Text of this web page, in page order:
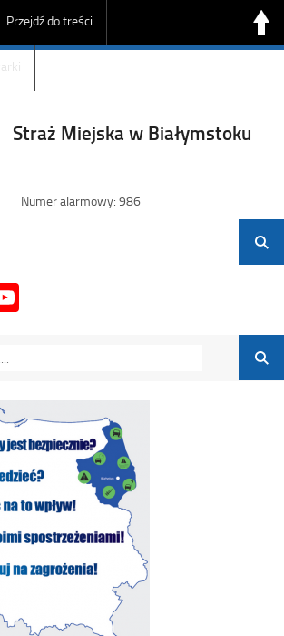
Przejdź do treści
Straż Miejska w Białymstoku
Numer alarmowy: 986